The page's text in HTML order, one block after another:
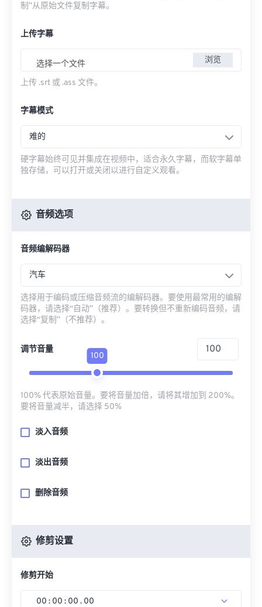
制”从原始文件复制字幕。
上传字幕
选择一个文件 浏览
上传 .srt 或 .ass 文件。
字幕模式
难的
硬字幕始终可见并集成在视频中，适合永久字幕，而软字幕单
独存储，可以打开或关闭以进行自定义观看。
音频选项
音频编解码器
汽车
选择用于编码或压缩音频流的编解码器。要使用最常用的编解
码器，请选择“自动”（推荐）。要转换但不重新编码音频，请
选择“复制”（不推荐）。
调节音量
100
100% 代表原始音量。要将音量加倍，请将其增加到 200%。
要将音量减半，请选择 50%
淡入音频
淡出音频
删除音频
修剪设置
修剪开始
00 : 00 : 00 . 00